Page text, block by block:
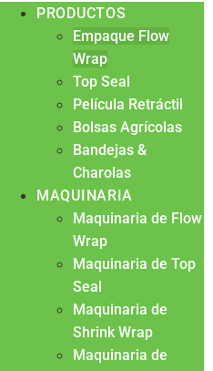
PRODUCTOS
Empaque Flow
Wrap
Top Seal
Película Retráctil
Bolsas Agrícolas
Bandejas &
Charolas
MAQUINARIA
Maquinaria de Flow
Wrap
Maquinaria de Top
Seal
Maquinaria de
Shrink Wrap
Maquinaria de